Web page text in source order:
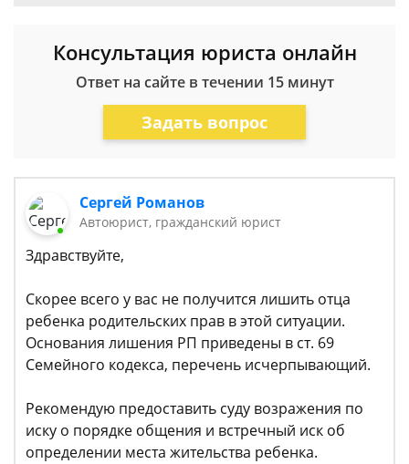
Консультация юриста онлайн
Ответ на сайте в течении 15 минут
Задать вопрос
Сергей Романов
Автоюрист, гражданский юрист
Здравствуйте,
Скорее всего у вас не получится лишить отца
ребенка родительских прав в этой ситуации.
Основания лишения РП приведены в ст. 69
Семейного кодекса, перечень исчерпывающий.
Рекомендую предоставить суду возражения по
иску о порядке общения и встречный иск об
определении места жительства ребенка.